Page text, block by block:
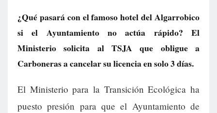
¿Qué pasará con el famoso hotel del Algarrobico
si el Ayuntamiento no actúa rápido? El
Ministerio solicita al TSJA que obligue a
Carboneras a cancelar su licencia en solo 3 días.
El Ministerio para la Transición Ecológica ha
puesto presión para que el Ayuntamiento de